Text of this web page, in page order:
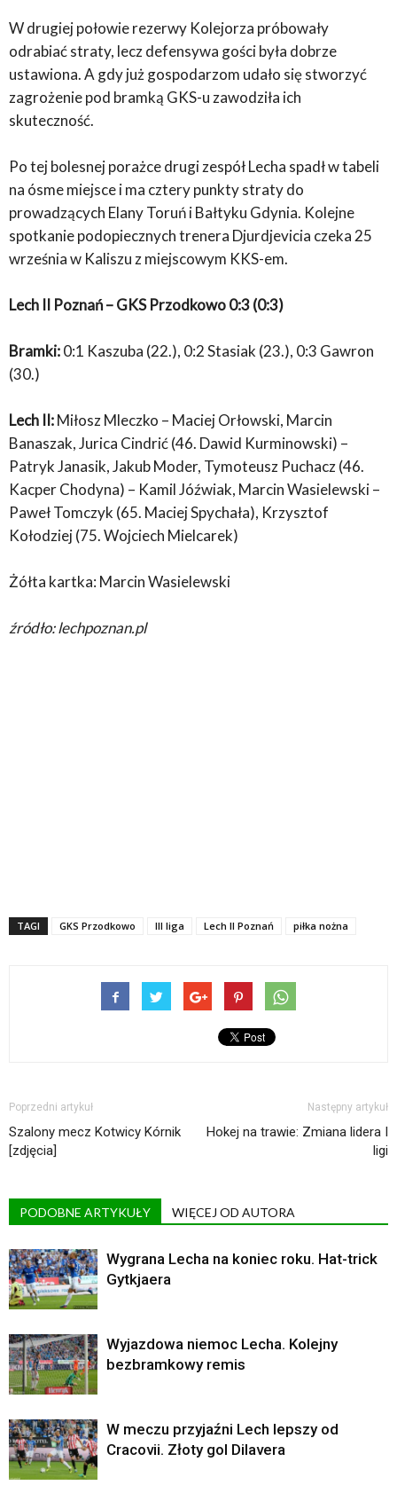
W drugiej połowie rezerwy Kolejorza próbowały
odrabiać straty, lecz defensywa gości była dobrze
ustawiona. A gdy już gospodarzom udało się stworzyć
zagrożenie pod bramką GKS-u zawodziła ich
skuteczność.
Po tej bolesnej porażce drugi zespół Lecha spadł w tabeli
na ósme miejsce i ma cztery punkty straty do
prowadzących Elany Toruń i Bałtyku Gdynia. Kolejne
spotkanie podopiecznych trenera Djurdjevicia czeka 25
września w Kaliszu z miejscowym KKS-em.
Lech II Poznań – GKS Przodkowo 0:3 (0:3)
Bramki:0:1 Kaszuba (22.), 0:2 Stasiak (23.), 0:3 Gawron
(30.)
Lech II:Miłosz Mleczko – Maciej Orłowski, Marcin
Banaszak, Jurica Cindrić (46. Dawid Kurminowski) –
Patryk Janasik, Jakub Moder, Tymoteusz Puchacz (46.
Kacper Chodyna) – Kamil Jóźwiak, Marcin Wasielewski –
Paweł Tomczyk (65. Maciej Spychała), Krzysztof
Kołodziej (75. Wojciech Mielcarek)
Żółta kartka: Marcin Wasielewski
źródło: lechpoznan.pl
TAGI GKS Przodkowo III liga Lech II Poznań piłka nożna
Poprzedni artykuł
Szalony mecz Kotwicy Kórnik
[zdjęcia]
Następny artykuł
Hokej na trawie: Zmiana lidera I
ligi
PODOBNE ARTYKUŁY WIĘCEJ OD AUTORA
Wygrana Lecha na koniec roku. Hat-trick
Gytkjaera
Wyjazdowa niemoc Lecha. Kolejny
bezbramkowy remis
W meczu przyjaźni Lech lepszy od
Cracovii. Złoty gol Dilavera